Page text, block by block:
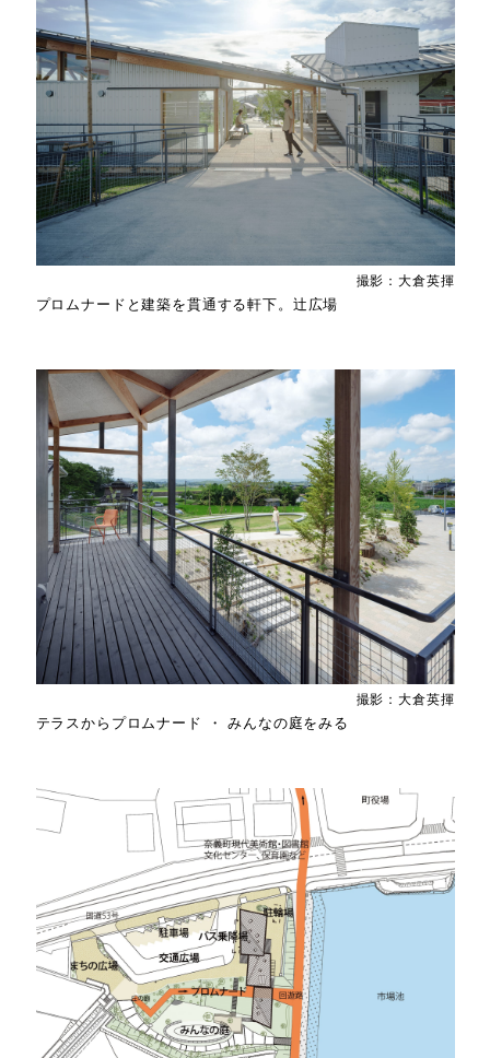
プロムナードと建築を貫通する軒下。辻広場
撮影：大倉英揮
テラスからプロムナード ・ みんなの庭をみる
撮影：大倉英揮